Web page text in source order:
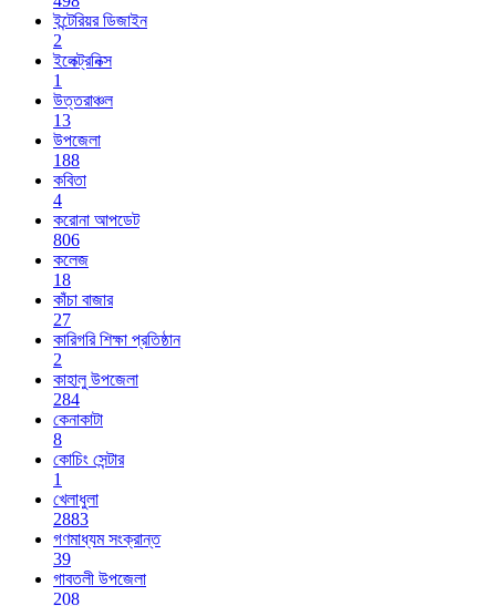
ইন্টেরিয়র ডিজাইন
2
ইলেক্ট্রনিক্স
1
উত্তরাঞ্চল
13
উপজেলা
188
কবিতা
4
করোনা আপডেট
806
কলেজ
18
কাঁচা বাজার
27
কারিগরি শিক্ষা প্রতিষ্ঠান
2
কাহালু উপজেলা
284
কেনাকাটা
8
কোচিং সেন্টার
1
খেলাধুলা
2883
গণমাধ্যম সংক্রান্ত
39
গাবতলী উপজেলা
208